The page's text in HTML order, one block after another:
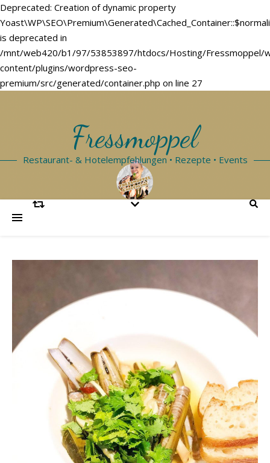
Deprecated: Creation of dynamic property
is deprecated in
/mnt/web420/b1/97/53853897/htdocs/Hosting/Fressmoppel/
content/plugins/wordpress-seo-
premium/src/generated/container.php on line 27
Fressmoppel
Restaurant- & Hotelempfehlungen • Rezepte • Events